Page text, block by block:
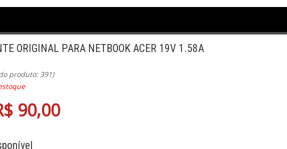
Cabo HDMI e USB Calculadoras Camera Digital
e No Break
ORIGINAL PARA NETBOOK ACER 19V 1.58A
produto: 391)
90,00